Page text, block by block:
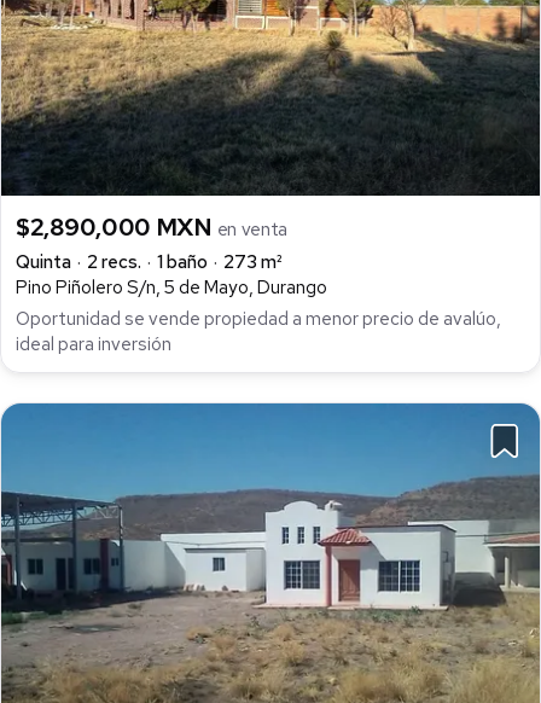
$2,890,000 MXN en venta
Quinta
2 recs. 1 baño
273 m²
Pino Piñolero S/n, 5 de Mayo, Durango
Oportunidad se vende propiedad a menor precio de avalúo,
ideal para inversión